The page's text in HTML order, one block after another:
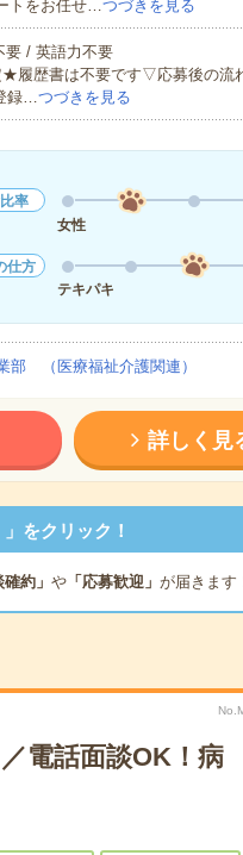
トをお任せ…つづきを見る
要 / 英語力不要
履歴書は不要です▽応募後の流
録…つづきを見る
率
女性
仕方
テキパキ
部 （医療福祉介護関連）
詳しく見
をクリック！
確約」 や「応募歓迎」 が届きます
電話面談OK！病